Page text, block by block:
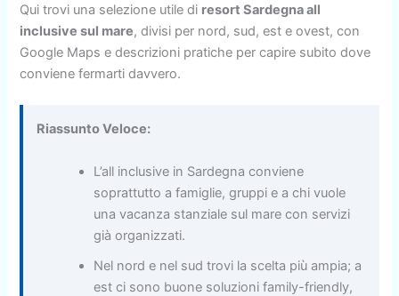
Qui trovi una selezione utile di resort Sardegna all
inclusive sul mare, divisi per nord, sud, est e ovest, con
Google Maps e descrizioni pratiche per capire subito dove
conviene fermarti davvero.
Riassunto Veloce:
L’all inclusive in Sardegna conviene
soprattutto a famiglie, gruppi e a chi vuole
una vacanza stanziale sul mare con servizi
già organizzati.
Nel nord e nel sud trovi la scelta più ampia; a
est ci sono buone soluzioni family-friendly,